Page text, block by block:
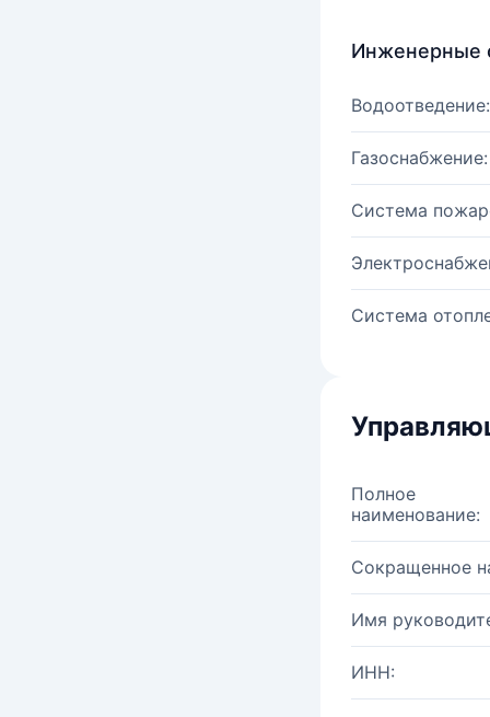
Инженерные
Водоотведение:
Газоснабжение:
Система
Система
Полное
наименование:
Сокращенное
Имя
ИНН: